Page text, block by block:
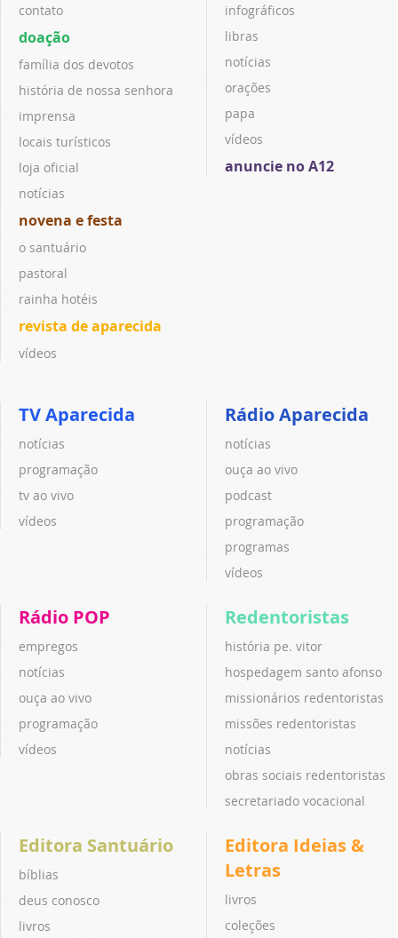
contato
doação
família dos devotos
história de nossa senhora
imprensa
locais turísticos
loja oficial
notícias
novena e festa
o santuário
pastoral
rainha hotéis
revista de aparecida
vídeos
infográficos
libras
notícias
orações
papa
vídeos
anuncie no A12
TV Aparecida
notícias
programação
tv ao vivo
vídeos
Rádio Aparecida
notícias
ouça ao vivo
podcast
programação
programas
vídeos
Rádio POP
empregos
notícias
ouça ao vivo
programação
vídeos
Redentoristas
história pe. vitor
hospedagem santo afonso
missionários redentoristas
missões redentoristas
notícias
obras sociais redentoristas
secretariado vocacional
Editora Santuário
bíblias
deus conosco
livros
Editora Ideias &
Letras
livros
coleções